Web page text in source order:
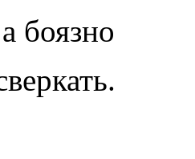
боязно